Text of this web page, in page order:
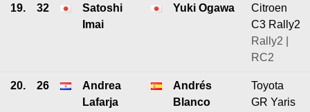
19. 32
Satoshi
Imai
Yuki Ogawa
Citroen
C3 Rally2
Rally2 |
RC2
20. 26
Andrea
Lafarja
Andrés
Blanco
Toyota
GR Yaris